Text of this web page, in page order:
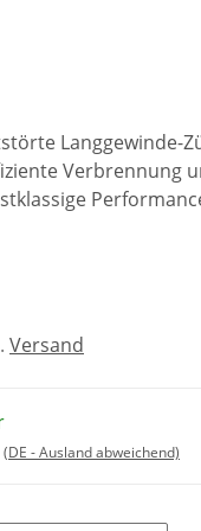
Langgewinde-
Verbrennung
Versand
(DE - Ausland abweichend)